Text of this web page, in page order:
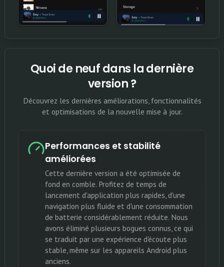
Quoi de neuf dans la dernière
version ?
Découvrez les dernières améliorations, fonctionnalités
et optimisations de la nouvelle mise à jour.
Performances et stabilité
améliorées
Cette dernière version a été optimisée de
fond en comble. Profitez de temps de
lancement d'application plus rapides, d'une
navigation plus fluide et d'une consommation
de batterie considérablement réduite. Nous
avons éliminé plusieurs bogues connus, ce qui
se traduit par une expérience d'écoute plus
stable, même sur les appareils Android plus
anciens.